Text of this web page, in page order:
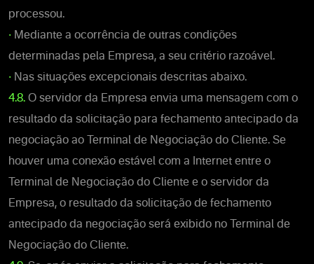
processou.
• Mediante a ocorrência de outras condições
determinadas pela Empresa, a seu critério razoável.
• Nas situações excepcionais descritas abaixo.
4.8. O servidor da Empresa envia uma mensagem com o
resultado da solicitação para fechamento antecipado da
negociação ao Terminal de Negociação do Cliente. Se
houver uma conexão estável com a Internet entre o
Terminal de Negociação do Cliente e o servidor da
Empresa, o resultado da solicitação de fechamento
antecipado da negociação será exibido no Terminal de
Negociação do Cliente.